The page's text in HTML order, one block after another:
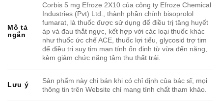
Mô tả
ngắn
Corbis 5 mg Efroze 2X10 của công ty Efroze Chemical
Industries (Pvt) Ltd., thành phần chính bisoprolol
fumarat, là thuốc được sử dụng để điều trị tăng huyết
áp và đau thắt ngực, kết hợp với các loại thuốc khác
như thuốc ức chế ACE, thuốc lợi tiểu, glycosid trợ tim
để điều trị suy tim mạn tính ổn định từ vừa đến nặng,
kèm giảm chức năng tâm thu thất trái.
Lưu ý
Sản phẩm này chỉ bán khi có chỉ định của bác sĩ, mọi
thông tin trên Website chỉ mang tính chất tham khảo.